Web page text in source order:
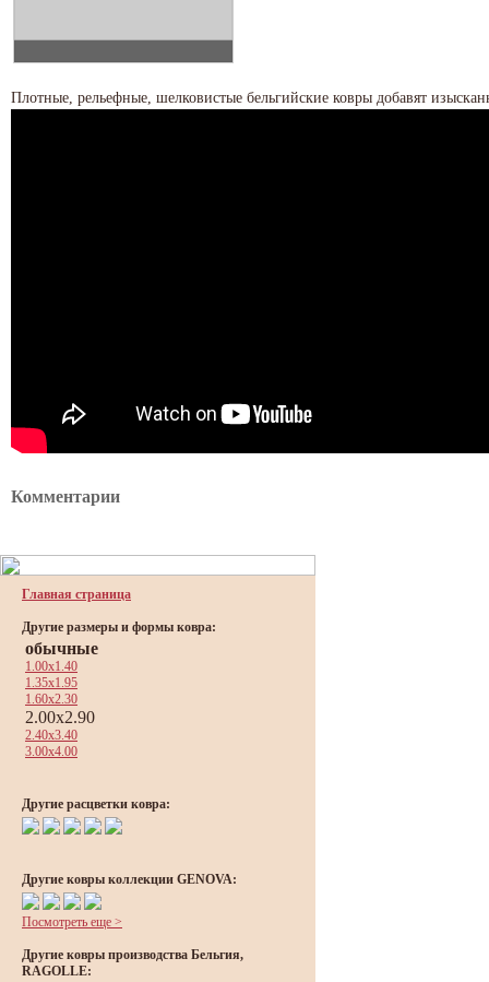
Плотные, рельефные, шелковистые бельгийские ковры добавят
Комментарии
Главная страница
Другие размеры и формы ковра:
обычные
1.00x1.40
1.35x1.95
1.60x2.30
2.00x2.90
2.40x3.40
3.00x4.00
Другие расцветки ковра:
Другие ковры коллекции GENOVA:
Посмотреть еще >
Другие ковры производства Бельгия,
RAGOLLE: